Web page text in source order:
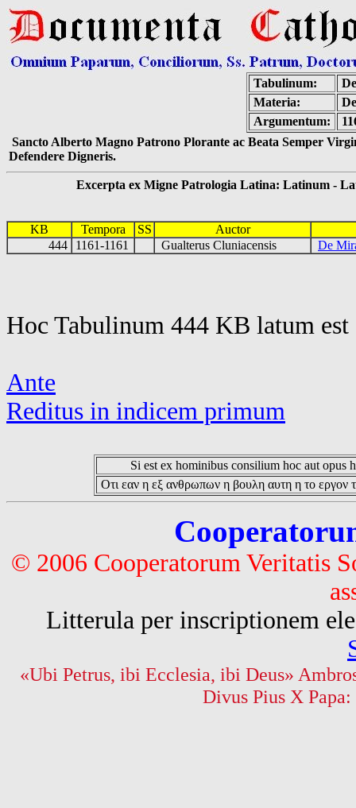
Tabulinum:
Materia:
Argumentum:
Sancto Alberto Magno Patrono Plorante ac Beata Semper
Defendere Digneris.
Excerpta ex Migne Patrologia Latina: Latinum -
KB Tempora SS
Auctor
444
1161-1161 Gualterus Cluniacensis De
Hoc Tabulinum 444 KB latum
Ante
Reditus in indicem primum
Si est ex hominibus consilium hoc aut opus
Οτι εαν η εξ ανθρωπων η βουλη αυτη η το εργον
© 2006 Cooperatorum Veritatis
Litterula per inscriptionem
«Ubi Petrus, ibi Ecclesia, ibi Deus»
Divus Pius X Papa: